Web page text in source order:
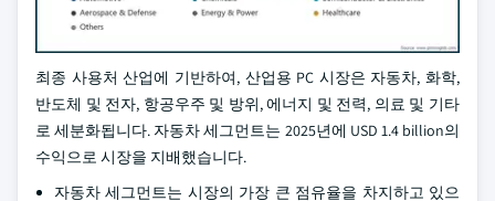
최종 사용처 산업에 기반하여, 산업용 PC 시장은 자동차, 화학,
반도체 및 전자, 항공우주 및 방위, 에너지 및 전력, 의료 및 기타
로 세분화됩니다. 자동차 세그먼트는 2025년에 USD 1.4 billion의
수익으로 시장을 지배했습니다.
자동차 세그먼트는 시장의 가장 큰 점유율을 차지하고 있으